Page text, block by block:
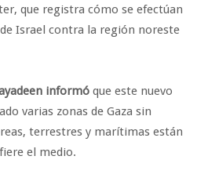
que registra cómo se efectúan
Israel contra la región noreste
informóque este nuevo
varias zonas de Gaza sin
terrestres y marítimas están
el medio.